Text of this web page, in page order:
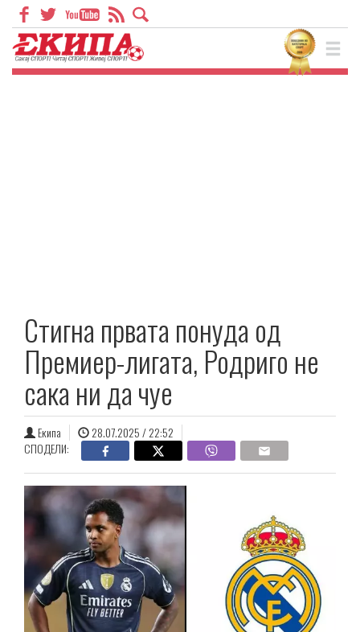
Стигна првата понуда од
Премиер-лигата, Родриго не
сака ни да чуе
Екипа
28.07.2025 / 22:52
СПОДЕЛИ: